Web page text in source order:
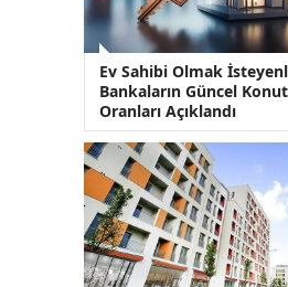
Ev Sahibi Olmak
Bankaların Güncel
Oranları Açıklandı